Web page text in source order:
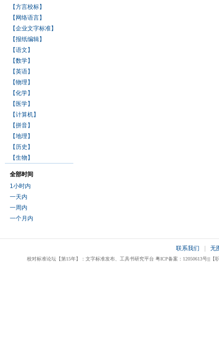
【方言校标】
【网络语言】
【企业文字标准】
【报纸编辑】
【语文】
【数学】
【英语】
【物理】
【化学】
【医学】
【计算机】
【拼音】
【地理】
【历史】
【生物】
全部时间
1小时内
一天内
一周内
一个月内
联系我们 无
校对标准论坛【第15年】：文字标准发布、工具书研究平台 粤ICP备案：12050613号|||【